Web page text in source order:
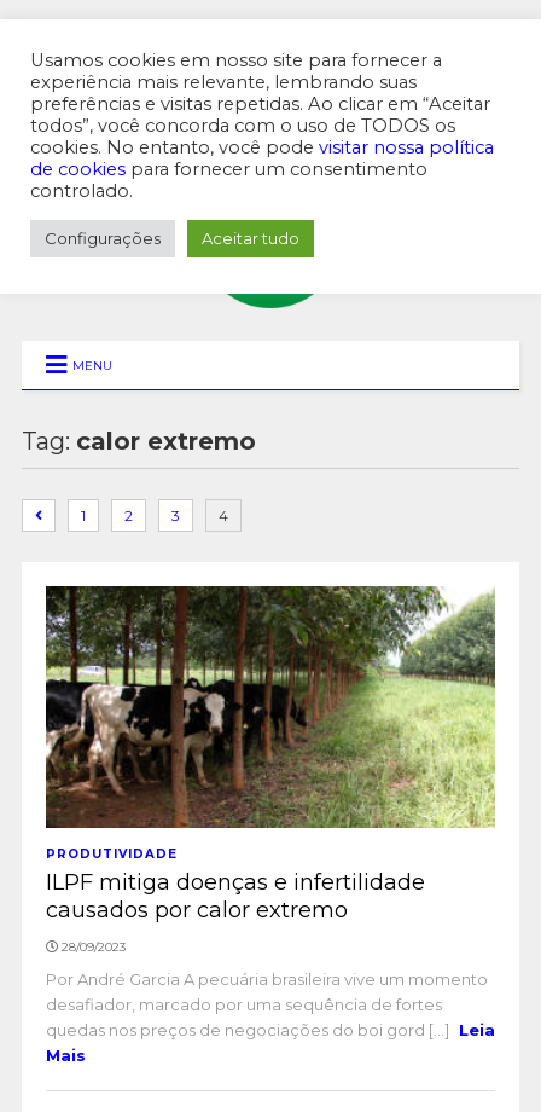
MENU SUPERIOR
MENU
Tag: calor extremo
1 2 3 4
PRODUTIVIDADE
ILPF mitiga doenças e infertilidade
causados por calor extremo
28/09/2023
Por André Garcia A pecuária brasileira vive um momento
desafiador, marcado por uma sequência de fortes
quedas nos preços de negociações do boi gord [...]
Leia
Mais
Usamos cookies em nosso site para fornecer a
experiência mais relevante, lembrando suas
preferências e visitas repetidas. Ao clicar em “Aceitar
todos”, você concorda com o uso de TODOS os
cookies. No entanto, você pode visitar nossa política
de cookies para fornecer um consentimento
controlado.
Configurações Aceitar tudo